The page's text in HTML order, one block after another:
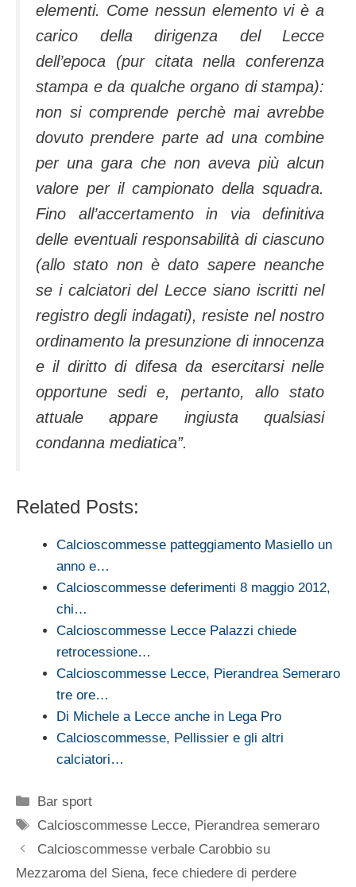
elementi. Come nessun elemento vi è a
carico della dirigenza del Lecce
dell’epoca (pur citata nella conferenza
stampa e da qualche organo di stampa):
non si comprende perchè mai avrebbe
dovuto prendere parte ad una combine
per una gara che non aveva più alcun
valore per il campionato della squadra.
Fino all’accertamento in via definitiva
delle eventuali responsabilità di ciascuno
(allo stato non è dato sapere neanche
se i calciatori del Lecce siano iscritti nel
registro degli indagati), resiste nel nostro
ordinamento la presunzione di innocenza
e il diritto di difesa da esercitarsi nelle
opportune sedi e, pertanto, allo stato
attuale appare ingiusta qualsiasi
condanna mediatica”.
Related Posts:
Calcioscommesse patteggiamento Masiello un
anno e…
Calcioscommesse deferimenti 8 maggio 2012,
chi…
Calcioscommesse Lecce Palazzi chiede
retrocessione…
Calcioscommesse Lecce, Pierandrea Semeraro
tre ore…
Di Michele a Lecce anche in Lega Pro
Calcioscommesse, Pellissier e gli altri
calciatori…
Categorie
Bar sport
Tag
Calcioscommesse Lecce, Pierandrea semeraro
Calcioscommesse verbale Carobbio su
Mezzaroma del Siena, fece chiedere di perdere